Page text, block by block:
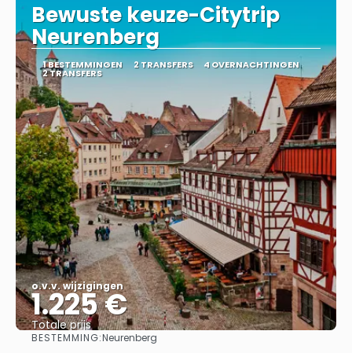
Bewuste keuze-Citytrip
Neurenberg
1 BESTEMMINGEN 2 TRANSFERS 4 OVERNACHTINGEN
2 TRANSFERS
o.v.v. wijzigingen
1.225 €
Totale prijs
BESTEMMING:Neurenberg